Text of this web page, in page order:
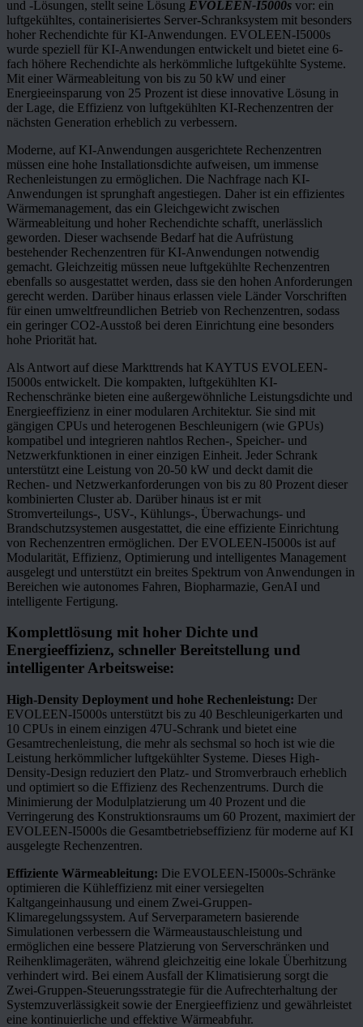
und -Lösungen, stellt seine Lösung EVOLEEN-I5000s vor: ein
luftgekühltes, containerisiertes Server-Schranksystem mit besonders
hoher Rechendichte für KI-Anwendungen. EVOLEEN-I5000s
wurde speziell für KI-Anwendungen entwickelt und bietet eine 6-
fach höhere Rechendichte als herkömmliche luftgekühlte Systeme.
Mit einer Wärmeableitung von bis zu 50 kW und einer
Energieeinsparung von 25 Prozent ist diese innovative Lösung in
der Lage, die Effizienz von luftgekühlten KI-Rechenzentren der
nächsten Generation erheblich zu verbessern.
Moderne, auf KI-Anwendungen ausgerichtete Rechenzentren
müssen eine hohe Installationsdichte aufweisen, um immense
Rechenleistungen zu ermöglichen. Die Nachfrage nach KI-
Anwendungen ist sprunghaft angestiegen. Daher ist ein effizientes
Wärmemanagement, das ein Gleichgewicht zwischen
Wärmeableitung und hoher Rechendichte schafft, unerlässlich
geworden. Dieser wachsende Bedarf hat die Aufrüstung
bestehender Rechenzentren für KI-Anwendungen notwendig
gemacht. Gleichzeitig müssen neue luftgekühlte Rechenzentren
ebenfalls so ausgestattet werden, dass sie den hohen Anforderungen
gerecht werden. Darüber hinaus erlassen viele Länder Vorschriften
für einen umweltfreundlichen Betrieb von Rechenzentren, sodass
ein geringer CO2-Ausstoß bei deren Einrichtung eine besonders
hohe Priorität hat.
Als Antwort auf diese Markttrends hat KAYTUS EVOLEEN-
I5000s entwickelt. Die kompakten, luftgekühlten KI-
Rechenschränke bieten eine außergewöhnliche Leistungsdichte und
Energieeffizienz in einer modularen Architektur. Sie sind mit
gängigen CPUs und heterogenen Beschleunigern (wie GPUs)
kompatibel und integrieren nahtlos Rechen-, Speicher- und
Netzwerkfunktionen in einer einzigen Einheit. Jeder Schrank
unterstützt eine Leistung von 20-50 kW und deckt damit die
Rechen- und Netzwerkanforderungen von bis zu 80 Prozent dieser
kombinierten Cluster ab. Darüber hinaus ist er mit
Stromverteilungs-, USV-, Kühlungs-, Überwachungs- und
Brandschutzsystemen ausgestattet, die eine effiziente Einrichtung
von Rechenzentren ermöglichen. Der EVOLEEN-I5000s ist auf
Modularität, Effizienz, Optimierung und intelligentes Management
ausgelegt und unterstützt ein breites Spektrum von Anwendungen in
Bereichen wie autonomes Fahren, Biopharmazie, GenAI und
intelligente Fertigung.
Komplettlösung mit hoher Dichte und
Energieeffizienz, schneller Bereitstellung und
intelligenter Arbeitsweise:
High-Density Deployment und hohe Rechenleistung: Der
EVOLEEN-I5000s unterstützt bis zu 40 Beschleunigerkarten und
10 CPUs in einem einzigen 47U-Schrank und bietet eine
Gesamtrechenleistung, die mehr als sechsmal so hoch ist wie die
Leistung herkömmlicher luftgekühlter Systeme. Dieses High-
Density-Design reduziert den Platz- und Stromverbrauch erheblich
und optimiert so die Effizienz des Rechenzentrums. Durch die
Minimierung der Modulplatzierung um 40 Prozent und die
Verringerung des Konstruktionsraums um 60 Prozent, maximiert der
EVOLEEN-I5000s die Gesamtbetriebseffizienz für moderne auf KI
ausgelegte Rechenzentren.
Effiziente Wärmeableitung: Die EVOLEEN-I5000s-Schränke
optimieren die Kühleffizienz mit einer versiegelten
Kaltgangeinhausung und einem Zwei-Gruppen-
Klimaregelungssystem. Auf Serverparametern basierende
Simulationen verbessern die Wärmeaustauschleistung und
ermöglichen eine bessere Platzierung von Serverschränken und
Reihenklimageräten, während gleichzeitig eine lokale Überhitzung
verhindert wird. Bei einem Ausfall der Klimatisierung sorgt die
Zwei-Gruppen-Steuerungsstrategie für die Aufrechterhaltung der
Systemzuverlässigkeit sowie der Energieeffizienz und gewährleistet
eine kontinuierliche und effektive Wärmeabfuhr.